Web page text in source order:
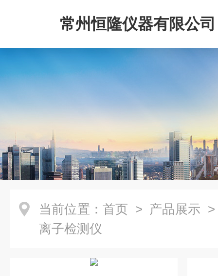
常州恒隆仪器有限公司
当前位置： 首页 > 产品展示
离子检测仪